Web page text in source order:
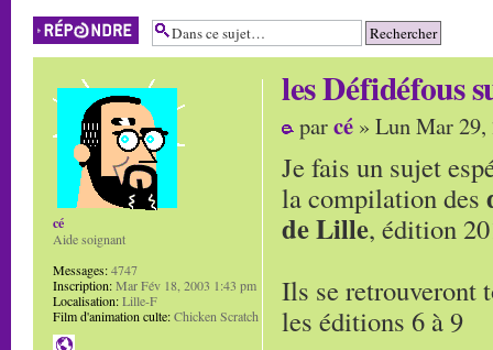
Répondre
les Défidéfous
parcé » Lun Mar
Je fais un sujet
la compilation des
de Lille, édition
Ils se retrouveront
les éditions 6 à 9
cé
Aide soignant
Messages:4747
Inscription:Mar Fév 18, 2003 1:43 pm
Localisation:Lille-F
Film d'animation culte:Chicken Scratch